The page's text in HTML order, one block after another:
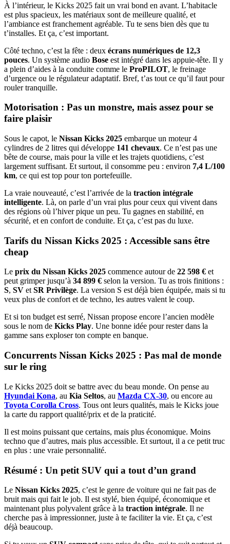
À l’intérieur, le Kicks 2025 fait un vrai bond en avant. L’habitacle
est plus spacieux, les matériaux sont de meilleure qualité, et
l’ambiance est franchement agréable. Tu te sens bien dès que tu
t’installes. Et ça, c’est important.
Côté techno, c’est la fête : deux écrans numériques de 12,3
pouces. Un système audio Bose est intégré dans les appuie-tête. Il y
a plein d’aides à la conduite comme le ProPILOT, le freinage
d’urgence ou le régulateur adaptatif. Bref, t’as tout ce qu’il faut pour
rouler tranquille.
Motorisation : Pas un monstre, mais assez pour se
faire plaisir
Sous le capot, le Nissan Kicks 2025 embarque un moteur 4
cylindres de 2 litres qui développe 141 chevaux. Ce n’est pas une
bête de course, mais pour la ville et les trajets quotidiens, c’est
largement suffisant. Et surtout, il consomme peu : environ 7,4 L/100
km, ce qui est top pour ton portefeuille.
La vraie nouveauté, c’est l’arrivée de la traction intégrale
intelligente. Là, on parle d’un vrai plus pour ceux qui vivent dans
des régions où l’hiver pique un peu. Tu gagnes en stabilité, en
sécurité, et en confort de conduite. Et ça, c’est pas du luxe.
Tarifs du Nissan Kicks 2025 : Accessible sans être
cheap
Le prix du Nissan Kicks 2025 commence autour de 22 598 € et
peut grimper jusqu’à 34 899 € selon la version. Tu as trois finitions :
S, SV et SR Privilège. La version S est déjà bien équipée, mais si tu
veux plus de confort et de techno, les autres valent le coup.
Et si ton budget est serré, Nissan propose encore l’ancien modèle
sous le nom de Kicks Play. Une bonne idée pour rester dans la
gamme sans exploser ton compte en banque.
Concurrents Nissan Kicks 2025 : Pas mal de monde
sur le ring
Le Kicks 2025 doit se battre avec du beau monde. On pense au
Hyundai Kona, au Kia Seltos, au Mazda CX-30, ou encore au
Toyota Corolla Cross. Tous ont leurs qualités, mais le Kicks joue
la carte du rapport qualité/prix et de la praticité.
Il est moins puissant que certains, mais plus économique. Moins
techno que d’autres, mais plus accessible. Et surtout, il a ce petit truc
en plus : une vraie personnalité.
Résumé : Un petit SUV qui a tout d’un grand
Le Nissan Kicks 2025, c’est le genre de voiture qui ne fait pas de
bruit mais qui fait le job. Il est stylé, bien équipé, économique et
maintenant plus polyvalent grâce à la traction intégrale. Il ne
cherche pas à impressionner, juste à te faciliter la vie. Et ça, c’est
déjà beaucoup.